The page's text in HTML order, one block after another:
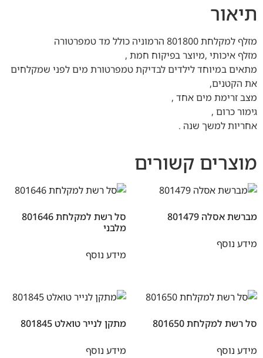
תיאור
מזלף למקלחת 801800 הרמוניה כולל מד טמפרטורה
מזלף איכותי ,מיוצר בפיקוח חמת ,
מתאים במיוחד לילדים לבדיקת טמפרטורת מים לפני שמקלחים
את הקטנים,
מצב זרימת מים אחד ,
גימור כרום ,
אחריות למשך שנה .
מוצרים קשורים
מברשת אסלה 801479
מידע נוסף
סל רשת למקלחת 801646
מלבני
מידע נוסף
סל רשת למקלחת 801650
מידע נוסף
מתקן לנייר טואלט 801845
מידע נוסף